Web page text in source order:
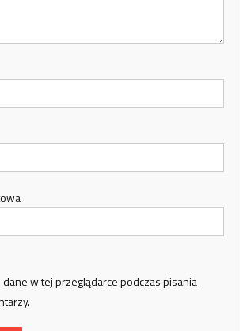
dane w tej przeglądarce podczas pisania